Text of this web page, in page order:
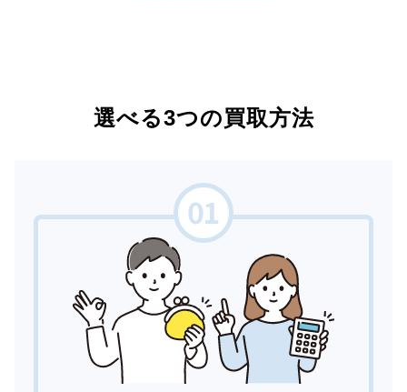
選べる3つの買取方法